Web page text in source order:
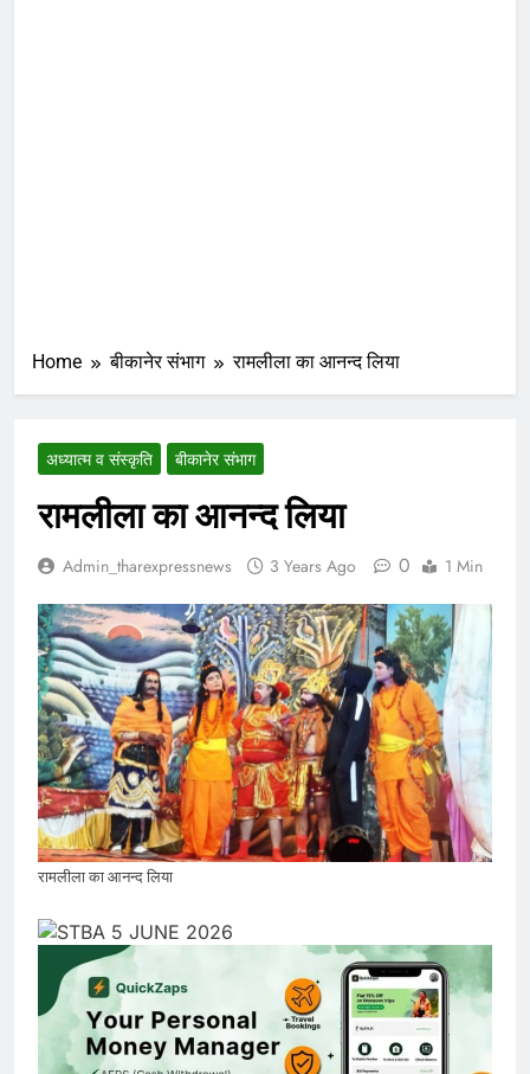
Home बीकानेर संभाग रामलीला का आनन्द लिया
अध्यात्म व संस्कृति बीकानेर संभाग
रामलीला का आनन्द लिया
Admin_tharexpressnews 3 Years Ago 0 1 Min
रामलीला का आनन्द लिया